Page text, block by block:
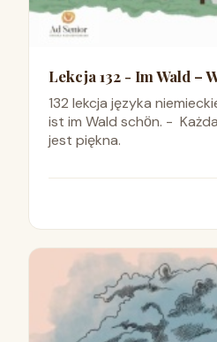
Lekcja 132 - Im Wald –
132 lekcja języka
ist im Wald schӧn. -
jest piękna.